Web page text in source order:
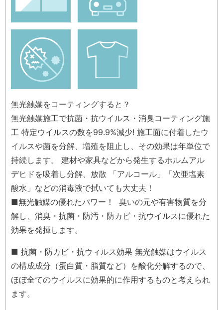
無光触媒をコーティングすると？
無光触媒施工で抗菌・抗ウイルス・消臭コーティング施
工 特定ウイルスの数を99.9%減少! 施工面に付着したウ
イルスや菌を分解、増殖を阻止し、その効果は年単位で
持続します。 建材や家具などから発生するホルムアル
デヒドを吸着し分解、放散 「アルコール」「次亜塩素
酸水」などの消毒液で拭いても大丈夫！
■無光触媒の優れたパワー！ 臭いの元や有害物質を分
解し、消臭・抗菌・防汚・防カビ・抗ウイルスに優れた
効果を発揮します。
■ 抗菌・防カビ・抗ウィルス効果 無光触媒はウイルス
の構成成分（蛋白質・脂質など）を酸化分解するので、
ほぼ全てのウイルスに効果的に作用するものと考えられ
ます。